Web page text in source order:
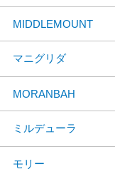
MIDDLEMOUNT
マニグリダ
MORANBAH
ミルデューラ
モリー